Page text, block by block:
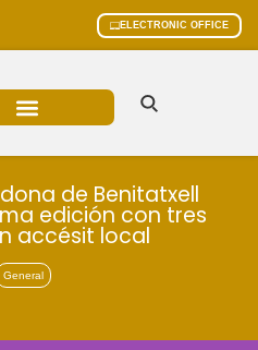
ELECTRONIC OFFICE
de Benitatxell
edición con tres
accésit local
General